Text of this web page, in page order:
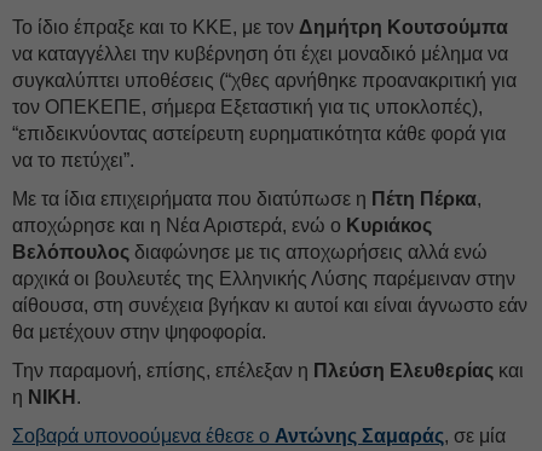
Το ίδιο έπραξε και το ΚΚΕ, με τον Δημήτρη Κουτσούμπα
να καταγγέλλει την κυβέρνηση ότι έχει μοναδικό μέλημα να
συγκαλύπτει υποθέσεις (“χθες αρνήθηκε προανακριτική για
τον ΟΠΕΚΕΠΕ, σήμερα Εξεταστική για τις υποκλοπές),
“επιδεικνύοντας αστείρευτη ευρηματικότητα κάθε φορά για
να το πετύχει”.
Με τα ίδια επιχειρήματα που διατύπωσε η Πέτη Πέρκα,
αποχώρησε και η Νέα Αριστερά, ενώ ο Κυριάκος
Βελόπουλος διαφώνησε με τις αποχωρήσεις αλλά ενώ
αρχικά οι βουλευτές της Ελληνικής Λύσης παρέμειναν στην
αίθουσα, στη συνέχεια βγήκαν κι αυτοί και είναι άγνωστο εάν
θα μετέχουν στην ψηφοφορία.
Την παραμονή, επίσης, επέλεξαν η Πλεύση Ελευθερίας και
η ΝΙΚΗ .
Σοβαρά υπονοούμενα έθεσε ο Αντώνης Σαμαράς, σε μία